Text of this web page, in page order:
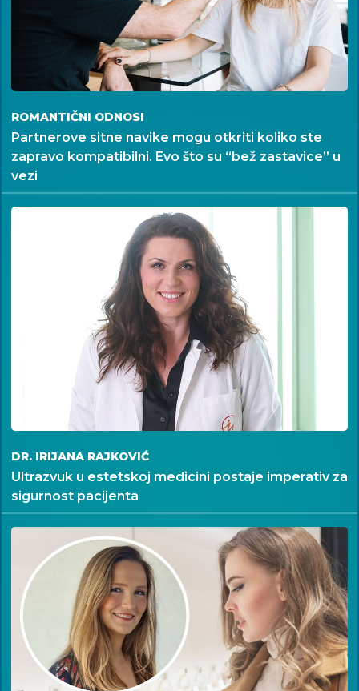
ROMANTIČNI ODNOSI
Partnerove sitne navike mogu otkriti koliko ste
zapravo kompatibilni. Evo što su “bež zastavice” u
vezi
DR. IRIJANA RAJKOVIĆ
Ultrazvuk u estetskoj medicini postaje imperativ za
sigurnost pacijenta